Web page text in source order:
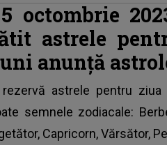
octombrie
astrele
anunță
astrele pentru ziua
semnele zodiacale:
Capricorn, Vărsător,